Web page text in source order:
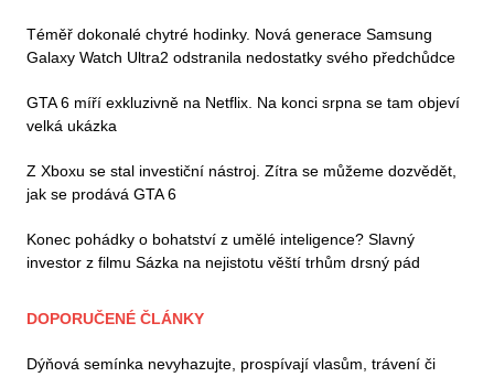
Téměř dokonalé chytré hodinky. Nová generace Samsung
Galaxy Watch Ultra2 odstranila nedostatky svého předchůdce
GTA 6 míří exkluzivně na Netflix. Na konci srpna se tam objeví
velká ukázka
Z Xboxu se stal investiční nástroj. Zítra se můžeme dozvědět,
jak se prodává GTA 6
Konec pohádky o bohatství z umělé inteligence? Slavný
investor z filmu Sázka na nejistotu věští trhům drsný pád
DOPORUČENÉ ČLÁNKY
Dýňová semínka nevyhazujte, prospívají vlasům, trávení či